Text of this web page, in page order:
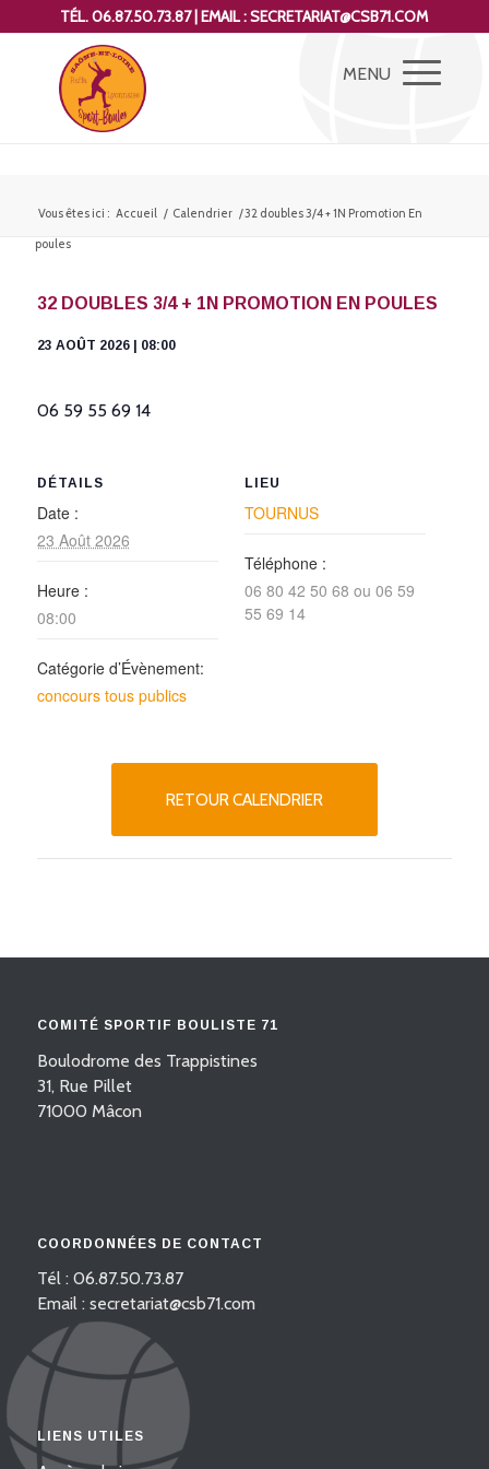
TÉL. 06.87.50.73.87 | EMAIL : SECRETARIAT@CSB71.COM
Vous êtes ici : Accueil / Calendrier /32 doubles 3/4 + 1N Promotion En
poules
32 DOUBLES 3/4 + 1N PROMOTION EN POULES
23 AOÛT 2026 | 08:00
06 59 55 69 14
DÉTAILS
Date :
23 Août 2026
Heure :
08:00
Catégorie d’Évènement:
concours tous publics
LIEU
TOURNUS
Téléphone :
06 80 42 50 68 ou 06 59
55 69 14
RETOUR CALENDRIER
COMITÉ SPORTIF BOULISTE 71
Boulodrome des Trappistines
31, Rue Pillet
71000 Mâcon
COORDONNÉES DE CONTACT
Tél : 06.87.50.73.87
Email : secretariat@csb71.com
LIENS UTILES